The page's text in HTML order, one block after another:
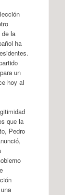
la
ha
un
hoy al
que la
Pedro